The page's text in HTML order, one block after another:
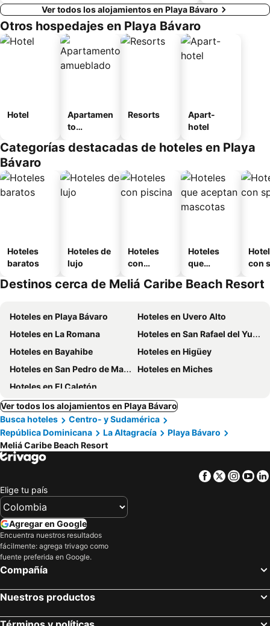
Ver todos los alojamientos en Playa Bávaro
Otros hospedajes en Playa Bávaro
Hotel
Apartamen
to
o
Resorts
Apart-
hotel
Categorías destacadas de hoteles en Playa
Bávaro
Hoteles
baratos
Hoteles de
lujo
Hoteles
con
Hoteles
que
mascotas
con
Destinos cerca de Meliá Caribe Beach Resort
Hoteles en Playa Bávaro
Hoteles en Uvero Alto
Hoteles en La Romana
Hoteles en San Rafael del Yuma
Hoteles en Bayahibe
Hoteles en Higüey
Hoteles en San Pedro de Macoris
Hoteles en Miches
Hoteles en El Caletón
Ver todos los alojamientos en Playa Bávaro
Busca hoteles
Centro- y Sudamérica
República Dominicana
La Altagracía
Playa Bávaro
Meliá Caribe Beach Resort
Facebook
Twitter
Elige tu país
Agregar en Google
Encuentra nuestros resultados
fácilmente: agrega trivago como
fuente preferida en Google.
Compañía
Nuestros productos